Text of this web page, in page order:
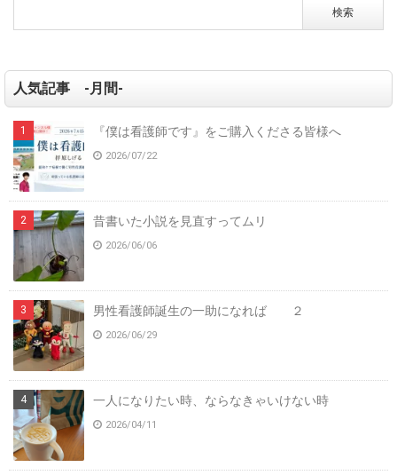
人気記事 -月間-
『僕は看護師です』をご購入くださる皆様へ
2026/07/22
昔書いた小説を見直すってムリ
2026/06/06
男性看護師誕生の一助になれば ２
2026/06/29
一人になりたい時、ならなきゃいけない時
2026/04/11